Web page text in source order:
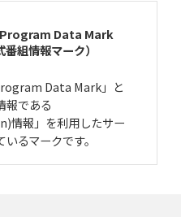
Data Mark
番組情報マーク）
Data Mark」と
報である
情報」を利用したサー
るマークです。